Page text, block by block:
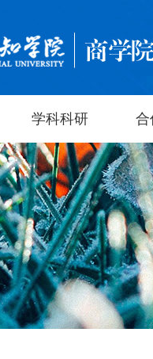
学科科研 合